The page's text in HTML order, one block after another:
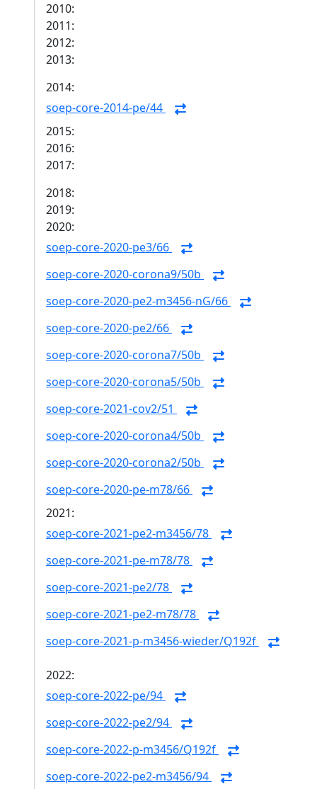
2010:
2011:
2012:
2013:
2014:
soep-core-2014-pe/44
2015:
2016:
2017:
2018:
2019:
2020:
soep-core-2020-pe3/66
soep-core-2020-corona9/50b
soep-core-2020-pe2-m3456-nG/66
soep-core-2020-pe2/66
soep-core-2020-corona7/50b
soep-core-2020-corona5/50b
soep-core-2021-cov2/51
soep-core-2020-corona4/50b
soep-core-2020-corona2/50b
soep-core-2020-pe-m78/66
2021:
soep-core-2021-pe2-m3456/78
soep-core-2021-pe-m78/78
soep-core-2021-pe2/78
soep-core-2021-pe2-m78/78
soep-core-2021-p-m3456-wieder/Q192f
2022:
soep-core-2022-pe/94
soep-core-2022-pe2/94
soep-core-2022-p-m3456/Q192f
soep-core-2022-pe2-m3456/94